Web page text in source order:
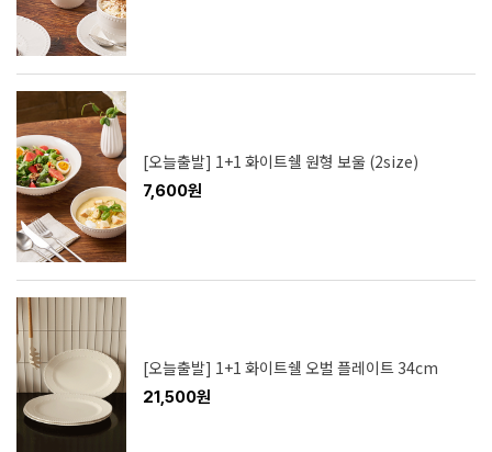
[오늘출발] 1+1 화이트쉘 원형 보울 (2size)
7,600원
[오늘출발] 1+1 화이트쉘 오벌 플레이트 34cm
21,500원